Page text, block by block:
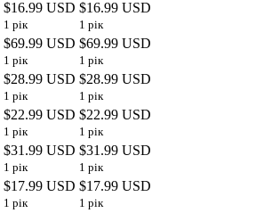
$16.99 USD
1 рік
$16.99 USD
1 рік
$69.99 USD
1 рік
$69.99 USD
1 рік
$28.99 USD
1 рік
$28.99 USD
1 рік
$22.99 USD
1 рік
$22.99 USD
1 рік
$31.99 USD
1 рік
$31.99 USD
1 рік
$17.99 USD
1 рік
$17.99 USD
1 рік